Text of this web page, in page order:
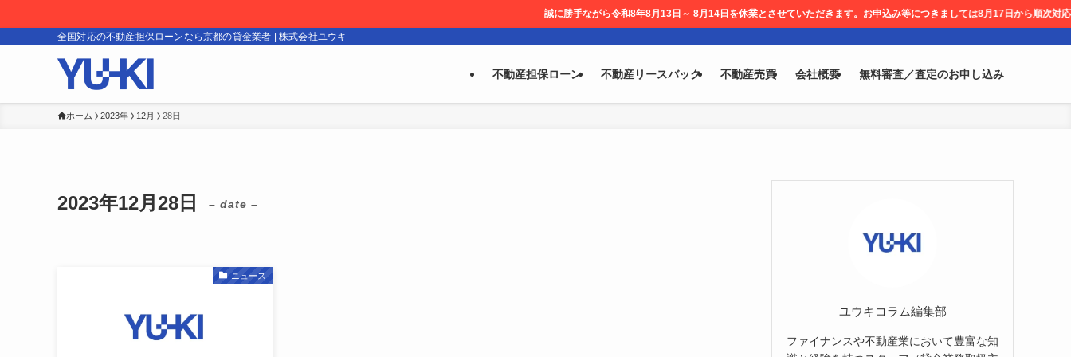
誠に勝手ながら令和8年8月13日～ 8月14日を休業とさせていただきます。お申込み等につきましては8月17日から順次対応させて頂きます。
全国対応の不動産担保ローンなら京都の貸金業者 | 株式会社ユウキ
不動産担保ローン 不動産リースバック 不動産売買 会社概要 無料審査／査定のお申し込み
ホーム 2023年 12月 28日
2023年12月28日 – date –
ニュース
ユウキコラム編集部
ファイナンスや不動産業において豊富な知